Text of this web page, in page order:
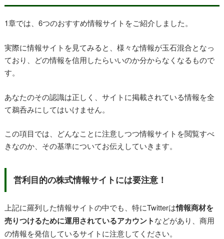
1章では、6つのおすすめ情報サイトをご紹介しました。
実際に情報サイトを見てみると、様々な情報が玉石混合となっ
ており、どの情報を信用したらいいのか分からなくなるもので
す。
あなたのその認識は正しく、サイトに掲載されている情報を全
て鵜呑みにしてはいけません。
この項目では、どんなことに注意しつつ情報サイトを閲覧すべ
きなのか、その基準についてお伝えしていきます。
営利目的の株式情報サイトには要注意！
上記に羅列した情報サイトの中でも、特にTwitterは情報商材を
売りつけるために運用されているアカウントなどがあり、商用
の情報を発信しているサイトに注意してください。